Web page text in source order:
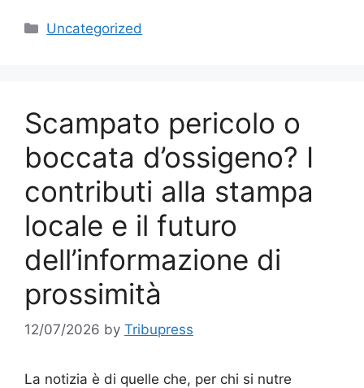
Categories
Uncategorized
Scampato pericolo o
boccata d’ossigeno? I
contributi alla stampa
locale e il futuro
dell’informazione di
prossimità
12/07/2026 by Tribupress
La notizia è di quelle che, per chi si nutre